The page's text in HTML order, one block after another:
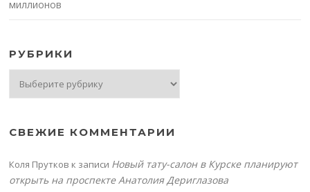
миллионов
РУБРИКИ
СВЕЖИЕ КОММЕНТАРИИ
Коля Прутков к записи Новый тату-салон в Курске планируют
открыть на проспекте Анатолия Дериглазова